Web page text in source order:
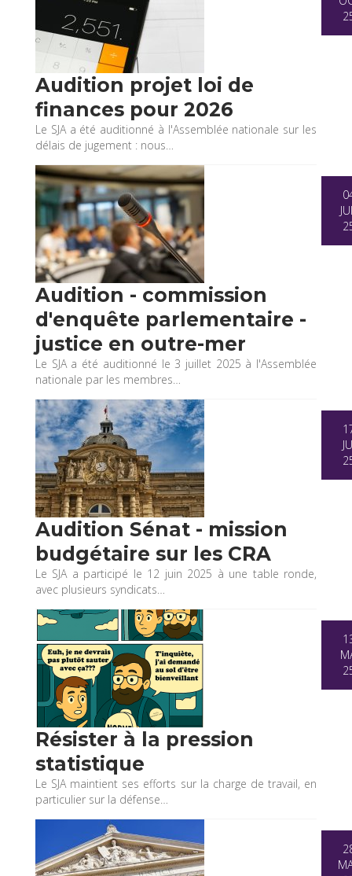
Audition projet loi de
finances pour 2026
Le SJA a été auditionné à l'Assemblée nationale sur les
délais de jugement : nous…
Audition - commission
d'enquête parlementaire -
justice en outre-mer
Le SJA a été auditionné le 3 juillet 2025 à l'Assemblée
nationale par les membres…
Audition Sénat - mission
budgétaire sur les CRA
Le SJA a participé le 12 juin 2025 à une table ronde,
avec plusieurs syndicats…
Résister à la pression
statistique
Le SJA maintient ses efforts sur la charge de travail, en
particulier sur la défense…